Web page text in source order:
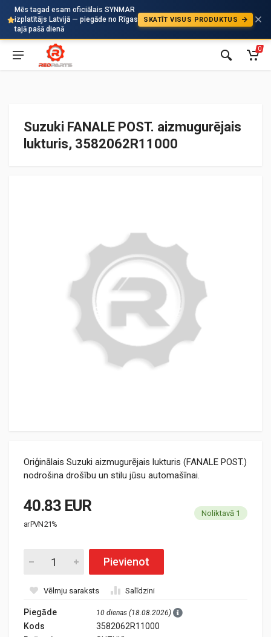
Mēs tagad esam oficiālais SYNMAR
izplatītājs Latvijā — piegāde no Rīgas
tajā pašā dienā
SKATĪT VISUS PRODUKTUS
Auto
0
Suzuki FANALE POST. aizmugurējais
lukturis, 3582062R11000
Oriģinālais Suzuki aizmugurējais lukturis (FANALE POST.)
nodrošina drošību un stilu jūsu automašīnai.
40.83 EUR
ar PVN 21%
Noliktavā 1
Pievienot
Vēlmju saraksts Salīdzini
Piegāde 10 dienas (18.08.2026)
Kods
3582062R11000